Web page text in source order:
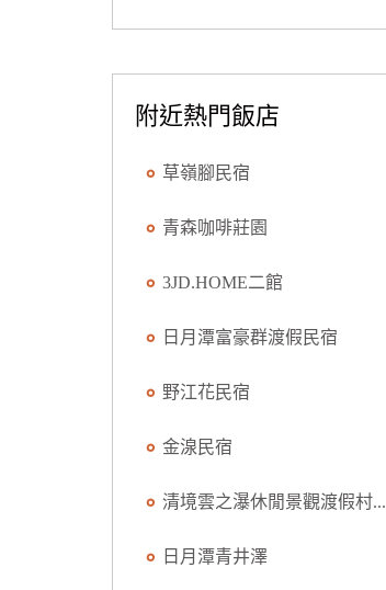
附近熱門飯店
草嶺腳民宿
青森咖啡莊園
3JD.HOME二館
日月潭富豪群渡假民宿
野江花民宿
金湶民宿
清境雲之瀑休閒景觀渡假村...
日月潭青井澤